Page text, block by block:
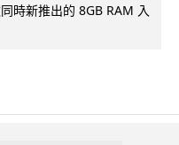
時新推出的 8GB RAM 入